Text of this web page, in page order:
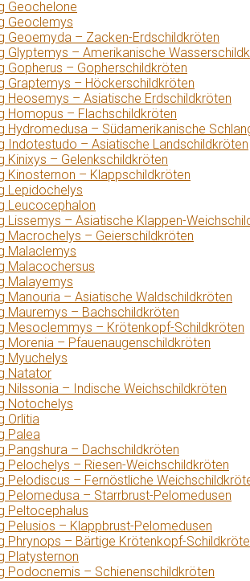
Geochelone
Geoclemys
Geoemyda – Zacken-Erdschildkröten
Glyptemys – Amerikanische
Gopherus – Gopherschildkröten
Graptemys – Höckerschildkröten
Heosemys – Asiatische Erdschildkröten
Homopus – Flachschildkröten
Hydromedusa – Südamerikanische
Indotestudo – Asiatische Landschildkröten
Kinixys – Gelenkschildkröten
Kinosternon – Klappschildkröten
Lepidochelys
Leucocephalon
Lissemys – Asiatische Klappen-
Macrochelys – Geierschildkröten
Malaclemys
Malacochersus
Malayemys
Manouria – Asiatische Waldschildkröten
Mauremys – Bachschildkröten
Mesoclemmys – Krötenkopf-Schildkröten
Morenia – Pfauenaugenschildkröten
Myuchelys
Natator
Nilssonia – Indische Weichschildkröten
Notochelys
Orlitia
Palea
Pangshura – Dachschildkröten
Pelochelys – Riesen-Weichschildkröten
Pelodiscus – Fernöstliche
Pelomedusa – Starrbrust-Pelomedusen
Peltocephalus
Pelusios – Klappbrust-Pelomedusen
Phrynops – Bärtige Krötenkopf-
Platysternon
Podocnemis – Schienenschildkröten